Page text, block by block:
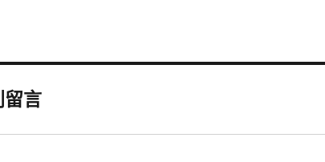
言